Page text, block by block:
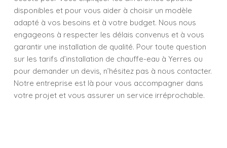
disponibles et pour vous aider à choisir un modèle
adapté à vos besoins et à votre budget. Nous nous
engageons à respecter les délais convenus et à vous
garantir une installation de qualité. Pour toute question
sur les tarifs d’installation de chauffe-eau à Yerres ou
pour demander un devis, n’hésitez pas à nous contacter.
Notre entreprise est là pour vous accompagner dans
votre projet et vous assurer un service irréprochable.